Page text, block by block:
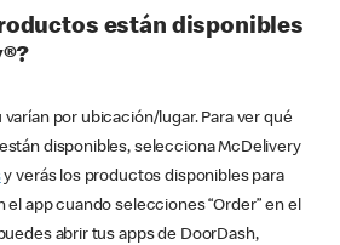
están disponibles
por ubicación/lugar. Para ver qué
disponibles, selecciona McDelivery
y verás los productos disponibles para
app cuando selecciones “Order” en el
abrir tus apps de DoorDash,